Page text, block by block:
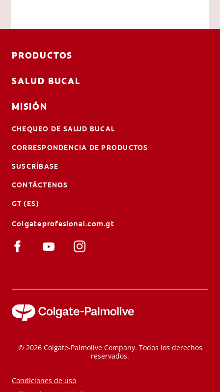
PRODUCTOS
SALUD BUCAL
MISIÓN
CHEQUEO DE SALUD BUCAL
CORRESPONDENCIA DE PRODUCTOS
SUSCRÍBASE
CONTÁCTENOS
GT (ES)
Colgateprofesional.com.gt
© 2026 Colgate-Palmolive Company. Todos los derechos
reservados.
Condiciones de uso